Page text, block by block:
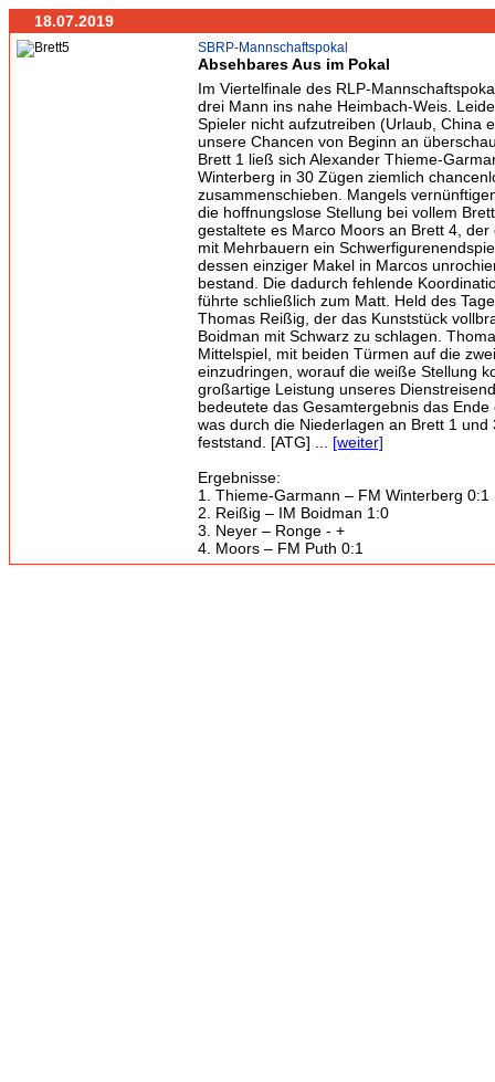
18.07.2019
SBRP-Mannschaftspokal
Absehbares Aus im Pokal
Im Viertelfinale des RLP-
drei Mann ins nahe Heimbach-Weis.
Spieler nicht aufzutreiben (Urlaub, China
unsere Chancen von Beginn an
Brett 1 ließ sich Alexander Thieme-
Winterberg in 30 Zügen ziemlich
zusammenschieben. Mangels
die hoffnungslose Stellung bei vollem
gestaltete es Marco Moors an Brett 4, der
mit Mehrbauern ein
dessen einziger Makel in Marcos
bestand. Die dadurch fehlende
führte schließlich zum Matt. Held des
Thomas Reißig, der das Kunststück
Boidman mit Schwarz zu schlagen.
Mittelspiel, mit beiden Türmen auf die
einzudringen, worauf die weiße Stellung
großartige Leistung unseres
bedeutete das Gesamtergebnis das
was durch die Niederlagen an Brett 1 und
feststand. [ATG] ... [weiter]
Ergebnisse:
1. Thieme-Garmann – FM Winterberg 0:1
2. Reißig – IM Boidman 1:0
3. Neyer – Ronge - +
4. Moors – FM Puth 0:1